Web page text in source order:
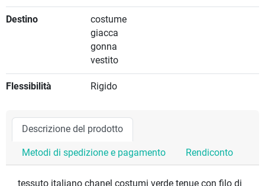
Destino
costume
giacca
gonna
vestito
Flessibilità Rigido
Descrizione del prodotto
Metodi di spedizione e pagamento Rendiconto
tessuto italiano chanel costumi verde tenue con filo di